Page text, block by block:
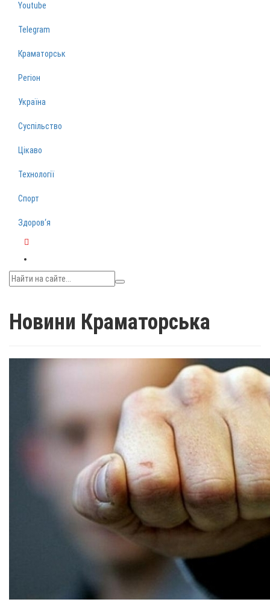
Youtube
Telegram
Краматорськ
Регіон
Україна
Суспільство
Цікаво
Технології
Спорт
Здоров‘я
Новини Краматорська